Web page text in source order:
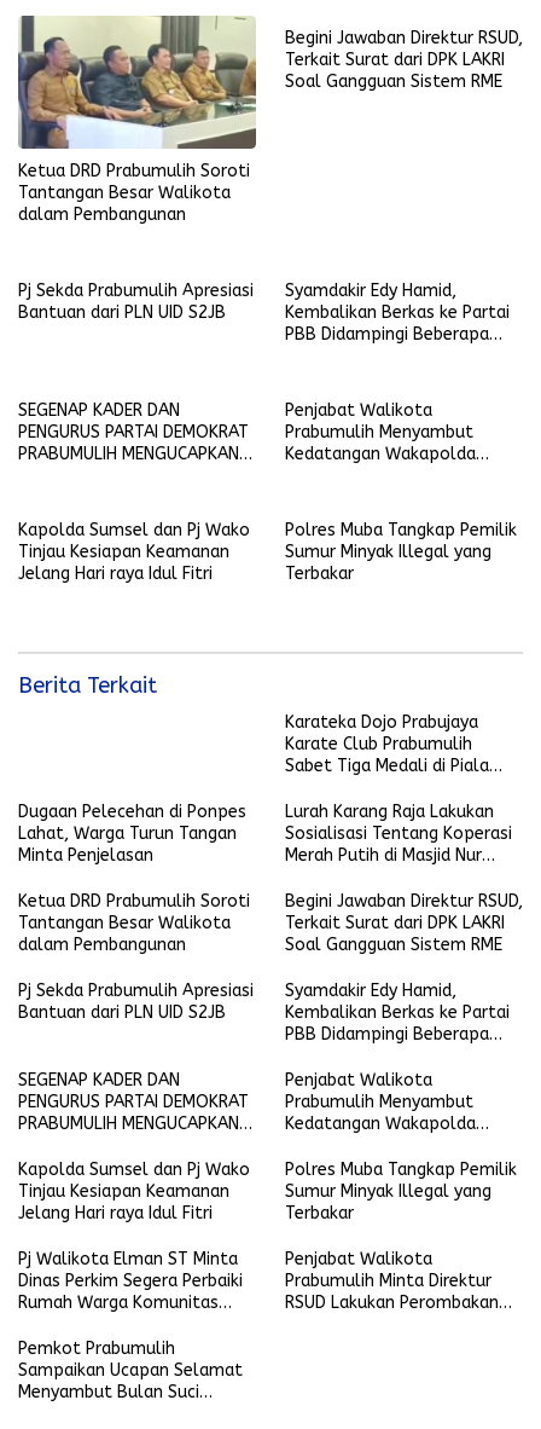
Ketua DRD Prabumulih Soroti
Tantangan Besar Walikota
dalam Pembangunan
Begini Jawaban Direktur RSUD,
Terkait Surat dari DPK LAKRI
Soal Gangguan Sistem RME
Pj Sekda Prabumulih Apresiasi
Bantuan dari PLN UID S2JB
Syamdakir Edy Hamid,
Kembalikan Berkas ke Partai
PBB Didampingi Beberapa
SEGENAP KADER DAN
PENGURUS PARTAI DEMOKRAT
PRABUMULIH MENGUCAPKAN
Penjabat Walikota
Prabumulih Menyambut
Kedatangan Wakapolda
Kapolda Sumsel dan Pj Wako
Tinjau Kesiapan Keamanan
Jelang Hari raya Idul Fitri
Polres Muba Tangkap Pemilik
Sumur Minyak Illegal yang
Terbakar
Berita Terkait
Karateka Dojo Prabujaya
Karate Club Prabumulih
Sabet Tiga Medali di Piala
Tambah Emas di Lampung
Dugaan Pelecehan di Ponpes
Lahat, Warga Turun Tangan
Minta Penjelasan
Lurah Karang Raja Lakukan
Sosialisasi Tentang Koperasi
Merah Putih di Masjid Nur
Ketua DRD Prabumulih Soroti
Tantangan Besar Walikota
dalam Pembangunan
Begini Jawaban Direktur RSUD,
Terkait Surat dari DPK LAKRI
Soal Gangguan Sistem RME
Pj Sekda Prabumulih Apresiasi
Bantuan dari PLN UID S2JB
Syamdakir Edy Hamid,
Kembalikan Berkas ke Partai
PBB Didampingi Beberapa
SEGENAP KADER DAN
PENGURUS PARTAI DEMOKRAT
PRABUMULIH MENGUCAPKAN
1445 H-2024 M
Penjabat Walikota
Prabumulih Menyambut
Kedatangan Wakapolda
Kapolda Sumsel dan Pj Wako
Tinjau Kesiapan Keamanan
Jelang Hari raya Idul Fitri
Polres Muba Tangkap Pemilik
Sumur Minyak Illegal yang
Terbakar
Pj Walikota Elman ST Minta
Dinas Perkim Segera Perbaiki
Rumah Warga Komunitas
Penjabat Walikota
Prabumulih Minta Direktur
RSUD Lakukan Perombakan
Pemkot Prabumulih
Sampaikan Ucapan Selamat
Menyambut Bulan Suci